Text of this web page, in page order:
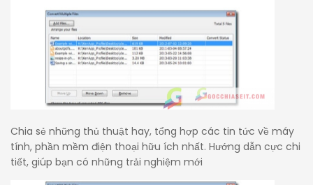
Chia sẻ những thủ thuật hay, tổng hợp các tin tức về máy
tính, phần mềm điện thoại hữu ích nhất. Hướng dẫn cực chi
tiết, giúp bạn có những trải nghiệm mới